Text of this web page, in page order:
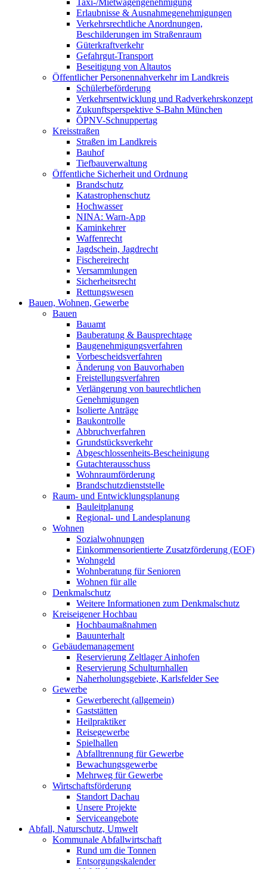
Erlaubnisse & Ausnahmegenehmigungen
Verkehrsrechtliche Anordnungen,
Beschilderungen im Straßenraum
Güterkraftverkehr
Gefahrgut-Transport
Beseitigung von Altautos
Öffentlicher Personennahverkehr im Landkreis
Schülerbeförderung
Verkehrsentwicklung und Radverkehrskonzept
Zukunftsperspektive S-Bahn München
ÖPNV-Schnuppertag
Kreisstraßen
Straßen im Landkreis
Bauhof
Tiefbauverwaltung
Öffentliche Sicherheit und Ordnung
Brandschutz
Katastrophenschutz
Hochwasser
NINA: Warn-App
Kaminkehrer
Waffenrecht
Jagdschein, Jagdrecht
Fischereirecht
Versammlungen
Sicherheitsrecht
Rettungswesen
Bauen, Wohnen, Gewerbe
Bauen
Bauamt
Bauberatung & Bausprechtage
Baugenehmigungsverfahren
Vorbescheidsverfahren
Änderung von Bauvorhaben
Freistellungsverfahren
Verlängerung von baurechtlichen
Genehmigungen
Isolierte Anträge
Baukontrolle
Abbruchverfahren
Grundstücksverkehr
Abgeschlossenheits-Bescheinigung
Gutachterausschuss
Wohnraumförderung
Brandschutzdienststelle
Raum- und Entwicklungsplanung
Bauleitplanung
Regional- und Landesplanung
Wohnen
Sozialwohnungen
Einkommensorientierte Zusatzförderung (EOF)
Wohngeld
Wohnberatung für Senioren
Wohnen für alle
Denkmalschutz
Weitere Informationen zum Denkmalschutz
Kreiseigener Hochbau
Hochbaumaßnahmen
Bauunterhalt
Gebäudemanagement
Reservierung Zeltlager Ainhofen
Reservierung Schulturnhallen
Naherholungsgebiete, Karlsfelder See
Gewerbe
Gewerberecht (allgemein)
Gaststätten
Heilpraktiker
Reisegewerbe
Spielhallen
Abfalltrennung für Gewerbe
Bewachungsgewerbe
Mehrweg für Gewerbe
Wirtschaftsförderung
Standort Dachau
Unsere Projekte
Serviceangebote
Abfall, Naturschutz, Umwelt
Kommunale Abfallwirtschaft
Rund um die Tonnen
Entsorgungskalender